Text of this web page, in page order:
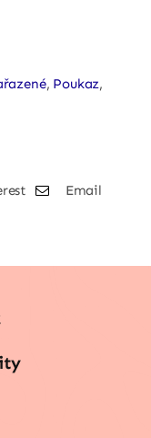
, Poukaz,
Email